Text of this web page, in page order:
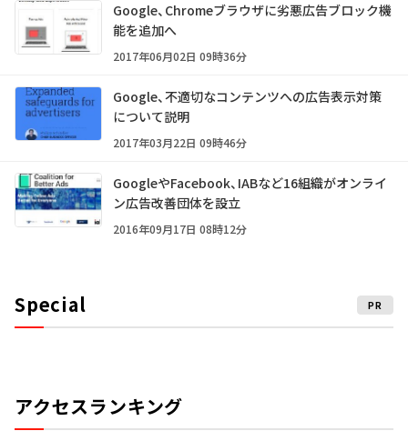
Google、Chromeブラウザに劣悪広告ブロック機
能を追加へ
2017年06月02日 09時36分
Google、不適切なコンテンツへの広告表示対策
について説明
2017年03月22日 09時46分
GoogleやFacebook、IABなど16組織がオンライ
ン広告改善団体を設立
2016年09月17日 08時12分
Special PR
アクセスランキング